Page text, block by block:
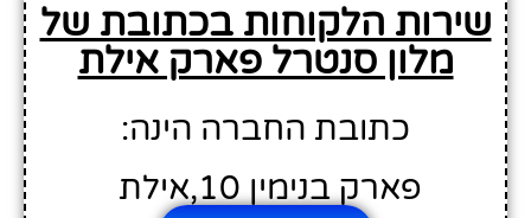
שירות הלקוחות בכתובת של
מלון סנטרל פארק אילת
כתובת החברה הינה:
פארק בנימין 10,אילת